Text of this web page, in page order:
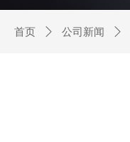
首页 ꄲ 公司新闻 ꄲ